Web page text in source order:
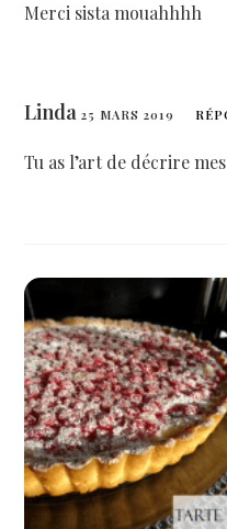
Merci sista mouahhhh
Linda25 MARS 2019
Tu as l’art de décrire